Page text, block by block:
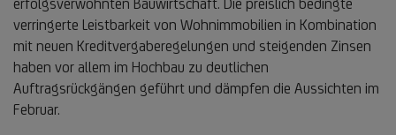
verringerte Leistbarkeit von Wohnimmobilien in Kombination
mit neuen Kreditvergaberegelungen und steigenden Zinsen
haben vor allem im Hochbau zu deutlichen
Auftragsrückgängen geführt und dämpfen die Aussichten im
Februar.